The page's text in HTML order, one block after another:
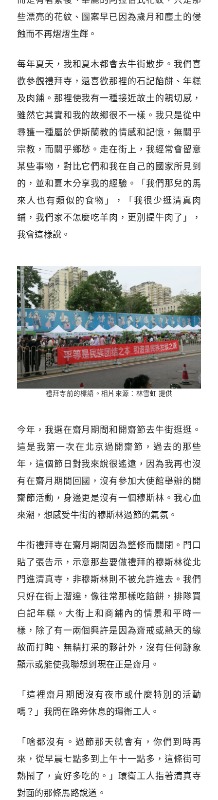
些漂亮的花紋、圖案早已因為歲月和塵土的侵
蝕而不再熠熠生輝。
每年夏天，我和夏木都會去牛街散步。我們喜
歡參觀禮拜寺，還喜歡那裡的石記餡餅、年糕
及肉鋪。那裡使我有一種接近故土的親切感，
雖然它其實和我的故鄉很不一樣。我只是從中
尋獲一種屬於伊斯蘭教的情感和記憶，無關乎
宗教，而關乎鄉愁。走在街上，我經常會留意
某些事物，對比它們和我在自己的國家所見到
的，並和夏木分享我的經驗。「我們那兒的馬
來人也有類似的食物」，「我很少逛清真肉
鋪，我們家不怎麼吃羊肉，更別提牛肉了」，
我會這樣說。
禮拜寺前的標語。相片來源：林雪虹 提供
今年，我選在齋月期間和開齋節去牛街逛逛。
這是我第一次在北京過開齋節，過去的那些
年，這個節日對我來說很遙遠，因為我再也沒
有在齋月期間回國，沒有參加大使館舉辦的開
齋節活動，身邊更是沒有一個穆斯林。我心血
來潮，想感受牛街的穆斯林過節的氣氛。
牛街禮拜寺在齋月期間因為整修而關閉。門口
貼了張告示，示意那些要做禮拜的穆斯林從北
門進清真寺，非穆斯林則不被允許進去。我們
只好在街上溜達，像往常那樣吃餡餅，排隊買
白記年糕。大街上和商鋪內的情景和平時一
樣，除了有一兩個興許是因為齋戒或熱天的緣
故而打盹、無精打采的夥計外，沒有任何跡象
顯示或能使我聯想到現在正是齋月。
「這裡齋月期間沒有夜市或什麼特別的活動
嗎？」我問在路旁休息的環衛工人。
「啥都沒有。過節那天就會有，你們到時再
來，從早晨七點多到上午十一點多，這條街可
熱鬧了，賣好多吃的。」環衛工人指著清真寺
對面的那條馬路說道。